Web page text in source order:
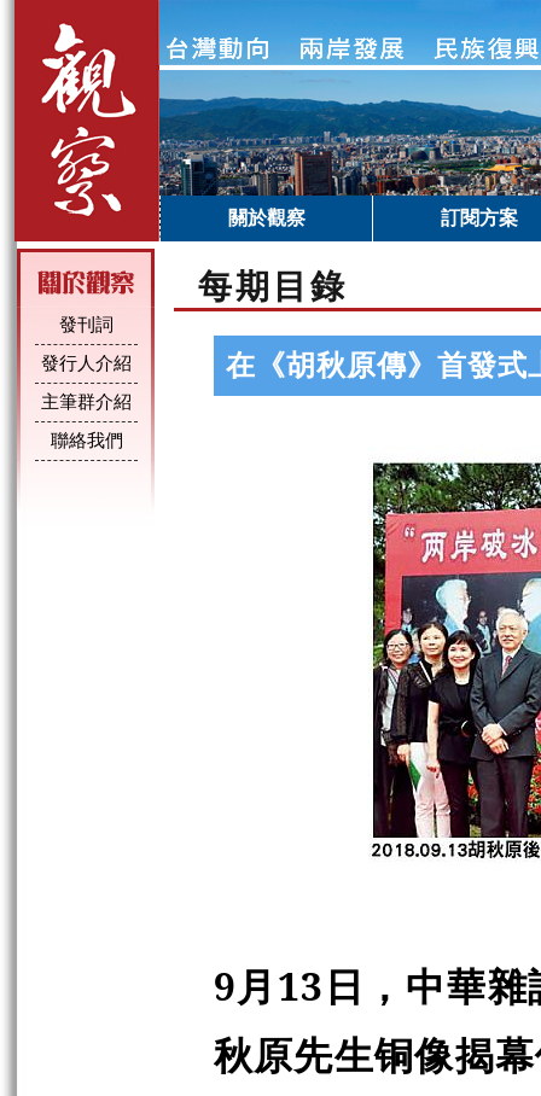
關於觀察 訂閱方案
發刊詞
發行人介紹
主筆群介紹
聯絡我們
每期目錄
在《胡秋原傳》首發式
9月13日，中華
秋原先生铜像揭